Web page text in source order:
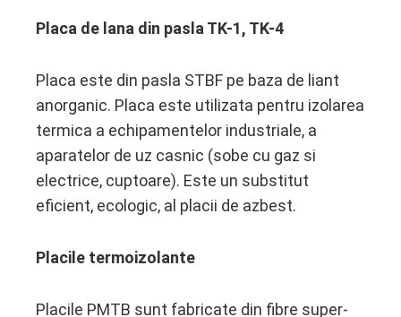
Placa de lana din pasla TK-1, TK-4
Placa este din pasla STBF pe baza de liant
anorganic. Placa este utilizata pentru izolarea
termica a echipamentelor industriale, a
aparatelor de uz casnic (sobe cu gaz si
electrice, cuptoare). Este un substitut
eficient, ecologic, al placii de azbest.
Placile termoizolante
Placile PMTB sunt fabricate din fibre super-